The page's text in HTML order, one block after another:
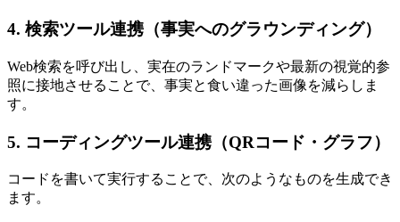
4. 検索ツール連携（事実へのグラウンディング）
Web検索を呼び出し、実在のランドマークや最新の視覚的参
照に接地させることで、事実と食い違った画像を減らしま
す。
5. コーディングツール連携（QRコード・グラフ）
コードを書いて実行することで、次のようなものを生成でき
ます。